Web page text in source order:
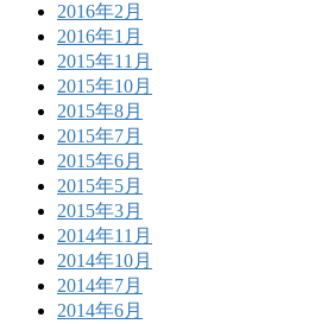
2016年2月
2016年1月
2015年11月
2015年10月
2015年8月
2015年7月
2015年6月
2015年5月
2015年3月
2014年11月
2014年10月
2014年7月
2014年6月